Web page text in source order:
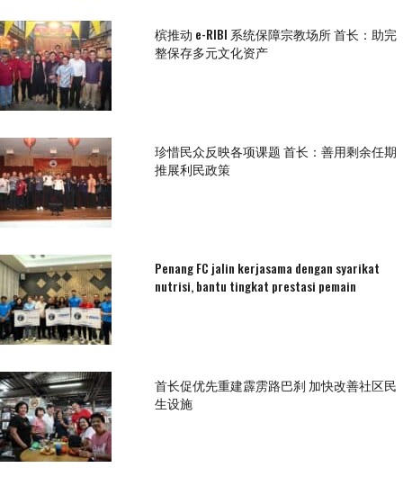
槟推动 e-RIBI 系统保障宗教场所 首长：助完
整保存多元文化资产
珍惜民众反映各项课题 首长：善用剩余任期
推展利民政策
Penang FC jalin kerjasama dengan syarikat
nutrisi, bantu tingkat prestasi pemain
首长促优先重建霹雳路巴刹 加快改善社区民
生设施